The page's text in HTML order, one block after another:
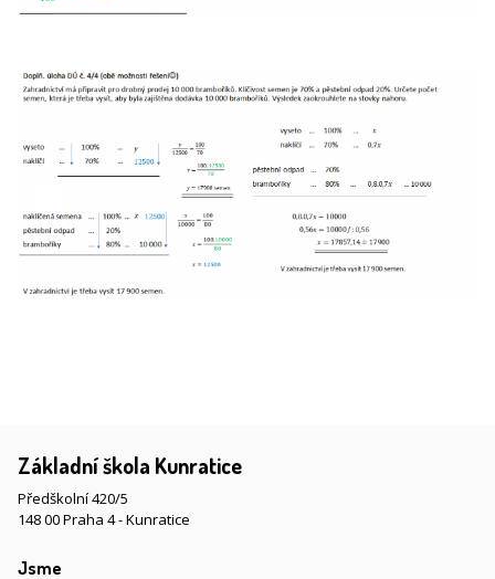
Základní škola Kunratice
Předškolní 420/5
148 00 Praha 4 - Kunratice
Jsme